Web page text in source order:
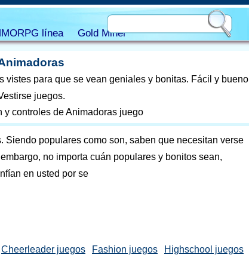
vistes para que se vean geniales y bonitas. Fácil y bueno
juegos.
y controles de Animadoras juego
Siendo populares como son, saben que necesitan verse
no importa cuán populares y bonitos sean,
en usted por se
Cheerleader juegos Fashion juegos Highschool juegos
línea Gold Miner